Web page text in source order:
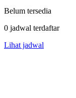
Belum tersedia
0 jadwal terdaftar
Lihat jadwal